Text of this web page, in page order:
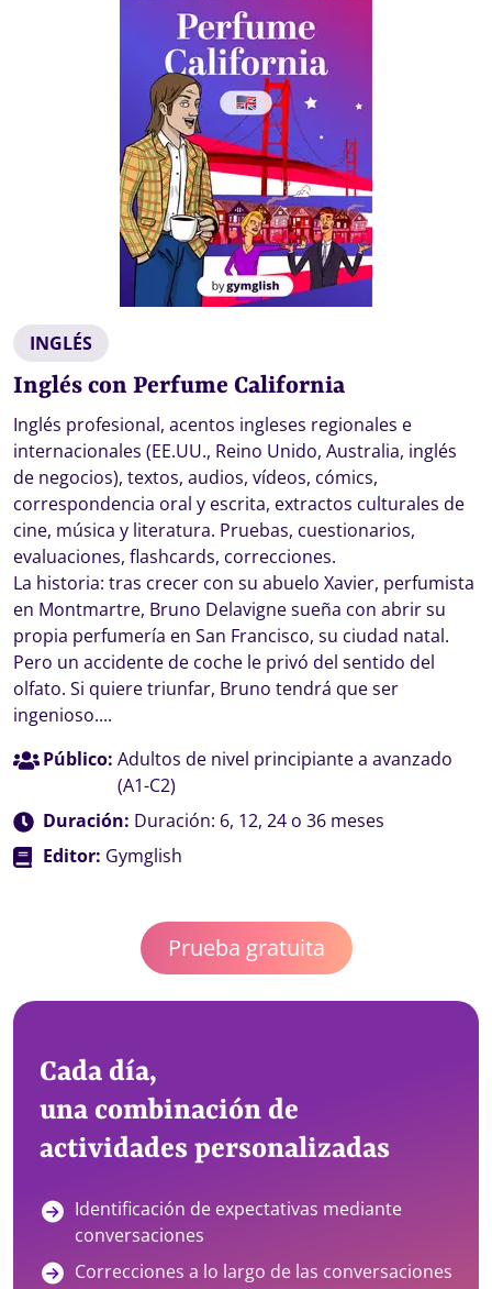
INGLÉS
Inglés con Perfume California
Inglés profesional, acentos ingleses regionales e
internacionales (EE.UU., Reino Unido, Australia, inglés
de negocios), textos, audios, vídeos, cómics,
correspondencia oral y escrita, extractos culturales de
cine, música y literatura. Pruebas, cuestionarios,
evaluaciones, flashcards, correcciones.
La historia: tras crecer con su abuelo Xavier, perfumista
en Montmartre, Bruno Delavigne sueña con abrir su
propia perfumería en San Francisco, su ciudad natal.
Pero un accidente de coche le privó del sentido del
olfato. Si quiere triunfar, Bruno tendrá que ser
ingenioso....
Público: Adultos de nivel principiante a avanzado
(A1-C2)
Duración: Duración: 6, 12, 24 o 36 meses
Editor: Gymglish
Prueba gratuita
Cada día,
una combinación de
actividades personalizadas
Identificación de expectativas mediante
conversaciones
Correcciones a lo largo de las conversaciones